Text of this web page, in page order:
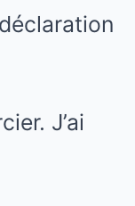
J’ai